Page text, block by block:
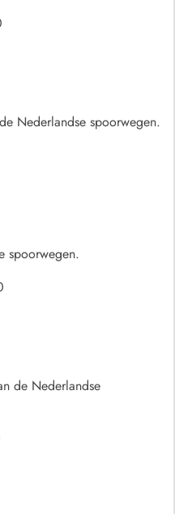
Nederlandse spoorwegen.
spoorwegen.
de Nederlandse